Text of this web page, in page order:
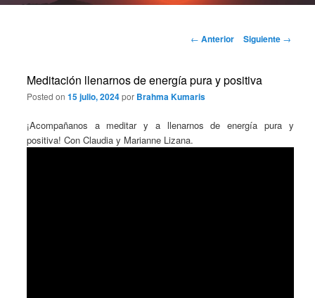
Navegación
← Anterior Siguiente →
Meditación llenarnos de energía pura y positiva
Posted on 15 julio, 2024por Brahma Kumaris
¡Acompañanos a meditar y a llenarnos de energía pura y
positiva! Con Claudia y Marianne Lizana.